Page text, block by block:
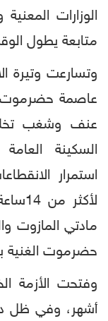
الوزارات
متابعة يطول
وتسارعت وتيرة
عاصمة حضرموت
عنف وشغب
السكينة
استمرار
مادتي المازوت
حضرموت الغنية
وفتحت الأزمة
أشهر، وفي ظل